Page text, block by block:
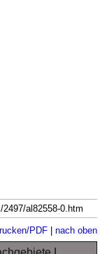
2497/al82558-0.htm
PDF| nach oben